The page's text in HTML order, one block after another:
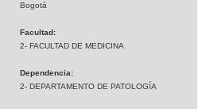
Bogotá
Facultad:
2- FACULTAD DE MEDICINA
Dependencia:
2- DEPARTAMENTO DE PATOLOGÍA